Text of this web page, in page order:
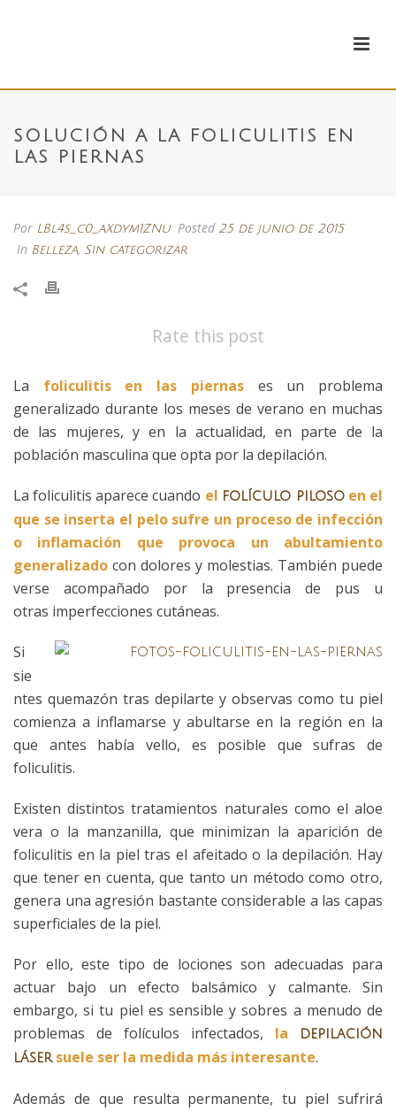
SOLUCIÓN A LA FOLICULITIS EN
LAS PIERNAS
Por LBl4s_c0_aXdym1ZNu Posted 25 de junio de 2015
In Belleza, Sin categorizar
Rate this post
La foliculitis en las piernases un problema
generalizado durante los meses de verano en muchas
de las mujeres, y en la actualidad, en parte de la
población masculina que opta por la depilación.
La foliculitis aparece cuando el folículo pilosoen el
que se inserta el pelo sufre un proceso de infección
o inflamación que provoca un abultamiento
generalizado con dolores y molestias. También puede
verse acompañado por la presencia de pus u
otras imperfecciones cutáneas.
Si
sie
ntes quemazón tras depilarte y observas como tu piel
comienza a inflamarse y abultarse en la región en la
que antes había vello, es posible que sufras de
foliculitis.
Existen distintos tratamientos naturales como el aloe
vera o la manzanilla, que minimizan la aparición de
foliculitis en la piel tras el afeitado o la depilación. Hay
que tener en cuenta, que tanto un método como otro,
genera una agresión bastante considerable a las capas
superficiales de la piel.
Por ello, este tipo de lociones son adecuadas para
actuar bajo un efecto balsámico y calmante. Sin
embargo, si tu piel es sensible y sobres a menudo de
problemas de folículos infectados, la
depilación
lásersuele ser la medida más interesante.
Además de que resulta permanente, tu piel sufrirá